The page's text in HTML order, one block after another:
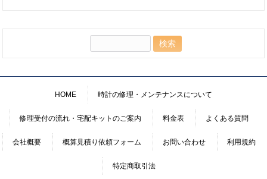
HOME 時計の修理・メンテナンスについて
修理受付の流れ・宅配キットのご案内 料金表 よくある質問
会社概要 概算見積り依頼フォーム お問い合わせ 利用規約
特定商取引法